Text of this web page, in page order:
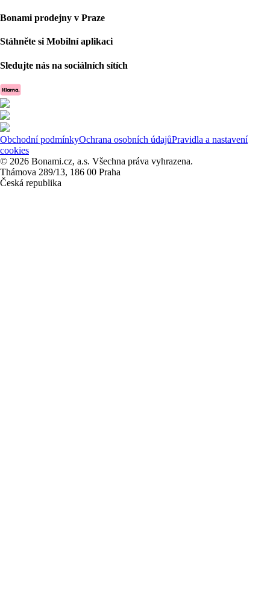
Bonami prodejny v Praze
Stáhněte si Mobilní aplikaci
Sledujte nás na sociálních sítích
Obchodní podmínkyOchrana osobních údajůPravidla a nastavení
cookies
© 2026 Bonami.cz, a.s. Všechna práva vyhrazena.
Thámova 289/13, 186 00 Praha
Česká republika